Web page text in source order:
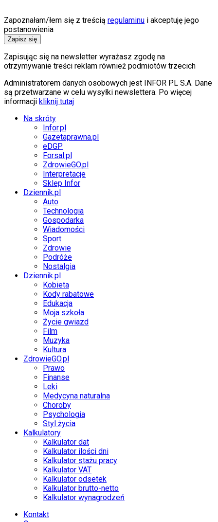
Zapoznałam/łem się z treścią regulaminu i akceptuję jego
postanowienia
Zapisz się
Zapisując się na newsletter wyrażasz zgodę na
otrzymywanie treści reklam również podmiotów trzecich
Administratorem danych osobowych jest INFOR PL S.A. Dane
są przetwarzane w celu wysyłki newslettera. Po więcej
informacji kliknij tutaj
Na skróty
Infor.pl
Gazetaprawna.pl
eDGP
Forsal.pl
ZdrowieGO.pl
Interpretacje
Sklep Infor
Dziennik.pl
Auto
Technologia
Gospodarka
Wiadomości
Sport
Zdrowie
Podróże
Nostalgia
Dziennik.pl
Kobieta
Kody rabatowe
Edukacja
Moja szkoła
Życie gwiazd
Film
Muzyka
Kultura
ZdrowieGO.pl
Prawo
Finanse
Leki
Medycyna naturalna
Choroby
Psychologia
Styl życia
Kalkulatory
Kalkulator dat
Kalkulator ilości dni
Kalkulator stażu pracy
Kalkulator VAT
Kalkulator odsetek
Kalkulator brutto-netto
Kalkulator wynagrodzeń
Kontakt